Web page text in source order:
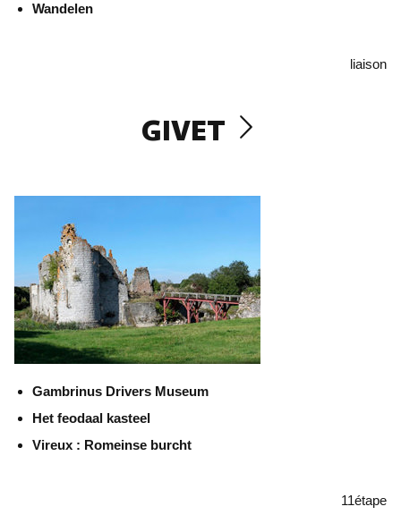
Wandelen
liaison
GIVET
Gambrinus Drivers Museum
Het feodaal kasteel
Vireux : Romeinse burcht
11étape